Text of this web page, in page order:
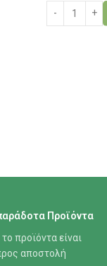
Προϊόντα
προϊόντα είναι
αποστολή